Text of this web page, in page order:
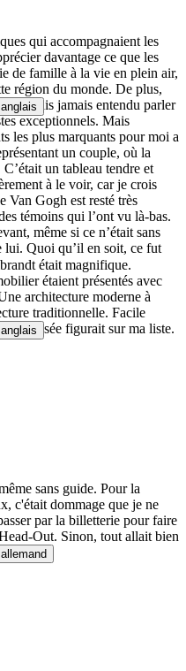
qui accompagnaient les
davantage ce que les
de famille à la vie en plein air,
région du monde. De plus,
n'avais jamais entendu parler
exceptionnels. Mais
les plus marquants pour moi a
un couple, où la
un tableau tendre et
à le voir, car je crois
Van Gogh est resté très
témoins qui l’ont vu là-bas.
même si ce n’était sans
lui. Quoi qu’il en soit, ce fut
était magnifique.
étaient présentés avec
architecture moderne à
traditionnelle. Facile
ce musée figurait sur ma liste.
sans guide. Pour la
c'était dommage que je ne
par la billetterie pour faire
Out. Sinon, tout allait bien